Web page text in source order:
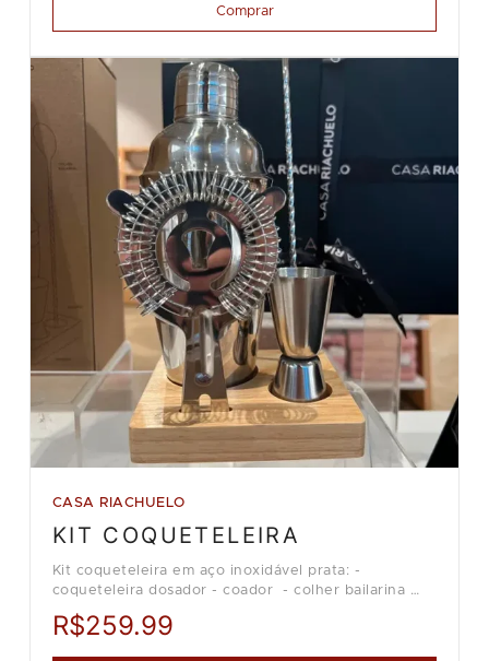
Comprar
CASA RIACHUELO
KIT COQUETELEIRA
Kit coqueteleira em aço inoxidável prata: -
coqueteleira dosador - coador - colher bailarina
Loja Casa Riachuelo.
R$259.99